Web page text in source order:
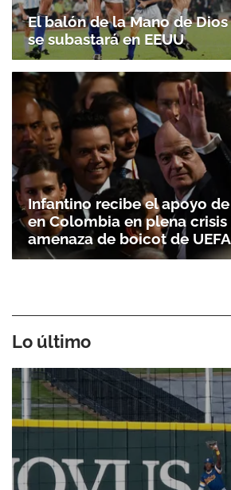
El balón de la Mano de
se subastará en EEUU
Infantino recibe el apoyo
en Colombia en plena crisis
amenaza de boicot de UEFA
Lo último